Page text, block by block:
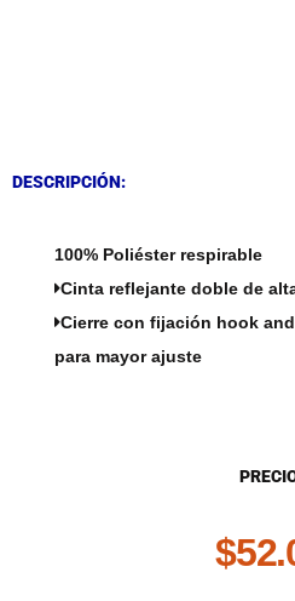
DESCRIPCIÓN:
100% Poliéster respirable
Cinta reflejante doble de
Cierre con fijación hook
para mayor ajuste
$